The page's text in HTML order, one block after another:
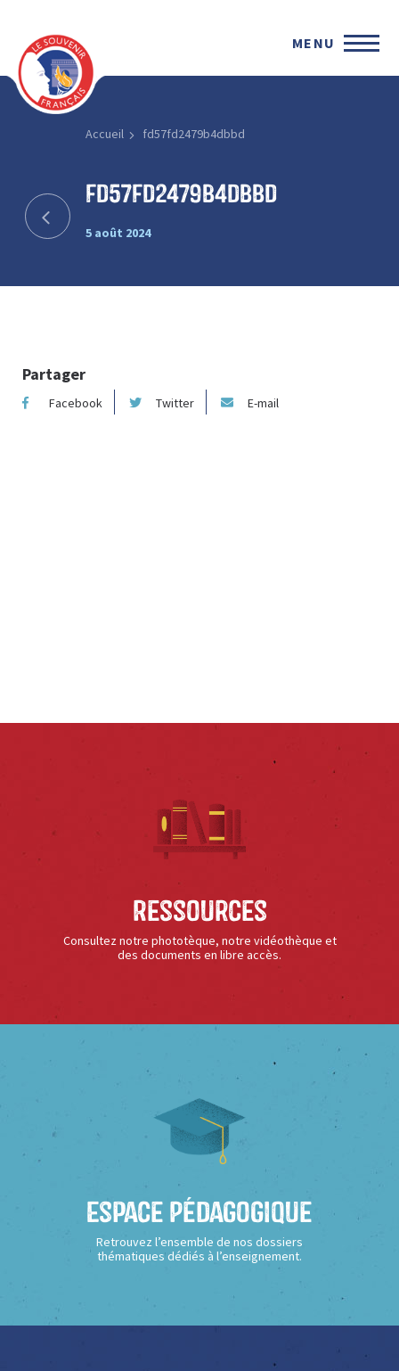
MENU
Accueil fd57fd2479b4dbbd
fd57fd2479b4dbbd
5 août 2024
Partager
Facebook Twitter E-mail
Ressources
Consultez notre phototèque, notre vidéothèque et
des documents en libre accès.
Espace Pédagogique
Retrouvez l’ensemble de nos dossiers
thématiques dédiés à l’enseignement.